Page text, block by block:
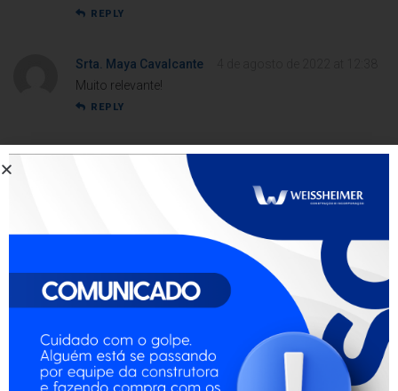
REPLY
Srta. Maya Cavalcante
Muito relevante!
REPLY
Mathias Alves
19 de outubro de 2020 at 10:20
Luciana Souza (Massagista)
Maca dobrável, óleos essenciais, técnicas orientais
Luan Cassiano
19 de setembro de 2021 at 16:04
Muito útil! Obrigado.
Cordialmente,
Robson Costa